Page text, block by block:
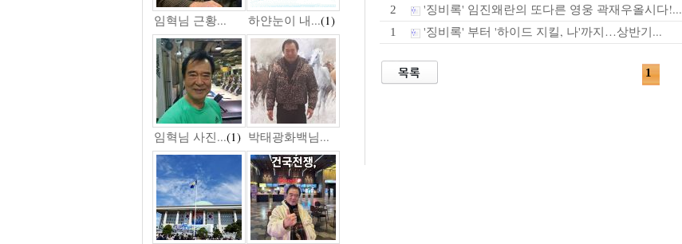
임혁님 근황... 하얀눈이 내...(1)
임혁님 사진...(1) 박태광화백님...
2
'징비록' 임진왜란의 또다른 영웅 곽재우올시다!...
1
'징비록' 부터 '하이드 지킬, 나'까지…상반기...
1